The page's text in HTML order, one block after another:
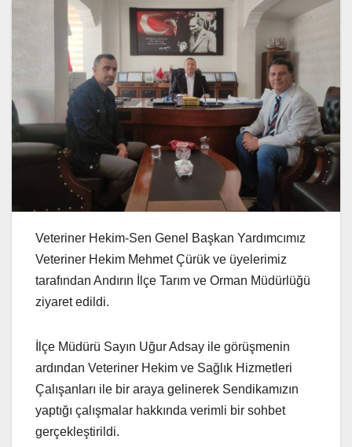
Veteriner Hekim-Sen Genel Başkan Yardımcımız
Veteriner Hekim Mehmet Çürük ve üyelerimiz
tarafından Andırın İlçe Tarım ve Orman Müdürlüğü
ziyaret edildi.
İlçe Müdürü Sayın Uğur Adsay ile görüşmenin
ardından Veteriner Hekim ve Sağlık Hizmetleri
Çalışanları ile bir araya gelinerek Sendikamızın
yaptığı çalışmalar hakkında verimli bir sohbet
gerçekleştirildi.